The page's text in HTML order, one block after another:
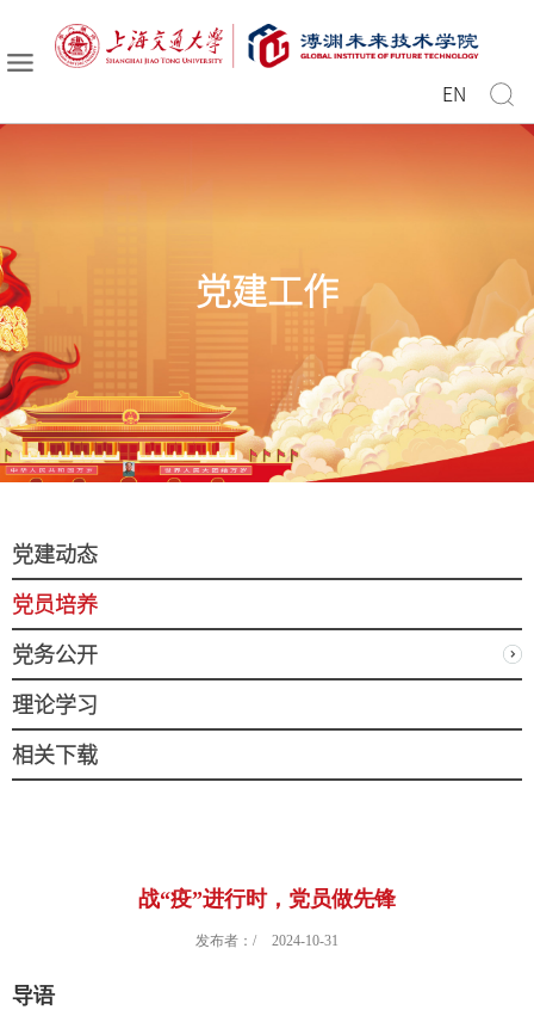
EN
党建工作
党建动态
党员培养
党务公开
理论学习
相关下载
战“疫”进行时，党员做先锋
发布者：/ 2024-10-31
导语